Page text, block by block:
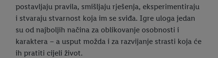
postavljaju pravila, smišljaju rješenja, eksperimentiraju
i stvaraju stvarnost koja im se sviđa. Igre uloga jedan
su od najboljih načina za oblikovanje osobnosti i
karaktera – a usput možda i za razvijanje strasti koja će
ih pratiti cijeli život.